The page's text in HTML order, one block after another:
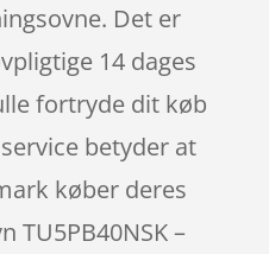
Det er
14 dages
fortryde dit køb
betyder at
køber deres
TU5PB40NSK –